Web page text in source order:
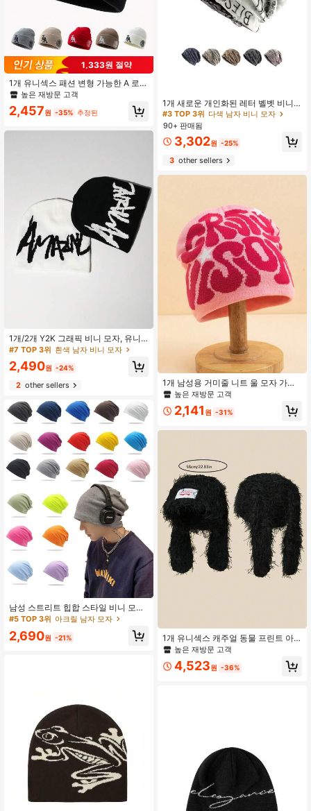
1,333원 절약
1개 유니섹스 패션 변형 가능한 A 로고
자수 니트 비니 모자, 가을/겨울 데일
높은 재방문 고객
2,457원 -35% 추정된
1개/2개 Y2K 그래픽 비니 모자, 유니
섹스 고딕 스타일 니트 따뜻한 캐주얼
즌
#7 TOP 3위 흰색 남자 비니 모자
2,490원 -24%
2other sellers
남성 스트리트 힙합 스타일 비니 모자,
야외, 하이킹, 사이클링, 파티, 여행, 크
여름, 해변, 휴가를 위한 따뜻한 니트
#5 TOP 3위 아크릴 남자 모자
2,690원 -21%
1개 새로운 개인화된 레터 벨벳 비니
모자, 가벼운 여름, 야외 스포츠, 멋진
남성용 모자, 유니섹스 캐주얼 봄/가을
모자
#3 TOP 3위 다색 남자 비니 모자
90+ 판매됨
3,302원 -25%
3other sellers
1개 남성용 거미줄 니트 울 모자 가을
겨울 시즌용 비니 가을 의상
높은 재방문 고객
2,141 원 -31%
1개 유니섹스 캐주얼 동물 프린트 아
크릴 니트 비니 모자, 귀여운 스트리트
높은 재방문 고객
4,523원 -36%